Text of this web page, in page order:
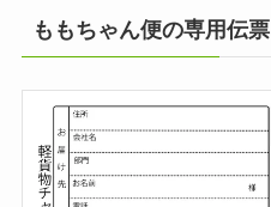
ももちゃん便の専用伝票